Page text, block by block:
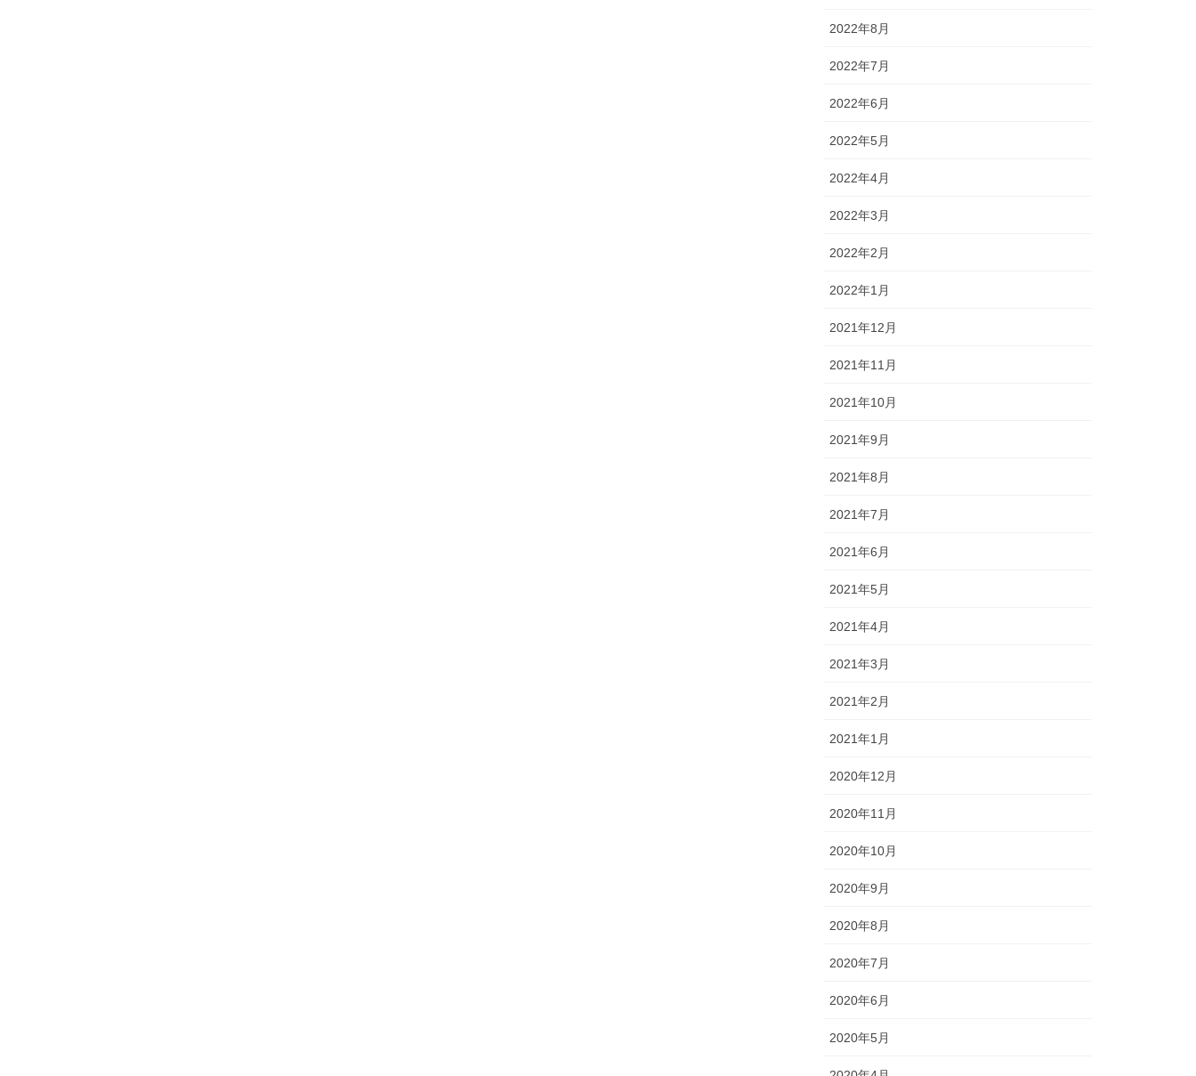
2022年8月
2022年7月
2022年6月
2022年5月
2022年4月
2022年3月
2022年2月
2022年1月
2021年12月
2021年11月
2021年10月
2021年9月
2021年8月
2021年7月
2021年6月
2021年5月
2021年4月
2021年3月
2021年2月
2021年1月
2020年12月
2020年11月
2020年10月
2020年9月
2020年8月
2020年7月
2020年6月
2020年5月